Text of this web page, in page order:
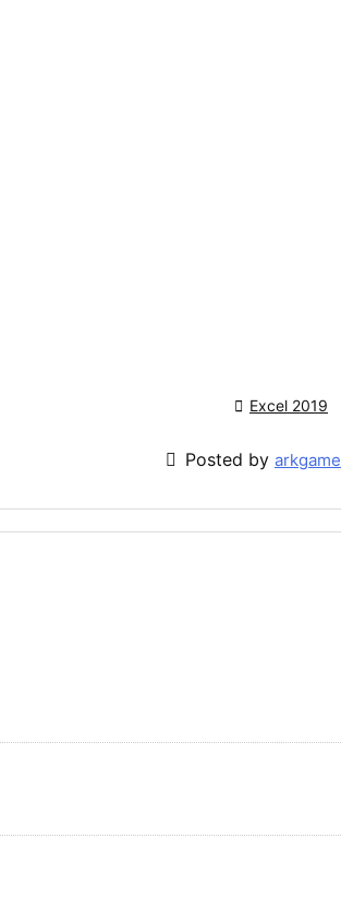
 Excel 2019
 Posted by arkgame